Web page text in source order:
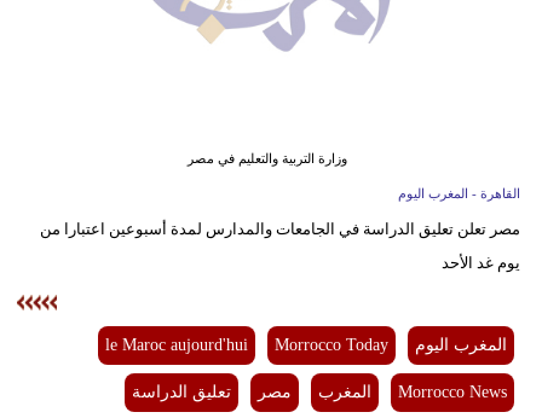
مرأة
أزياء
وزارة التربية والتعليم في مصر
القاهرة - المغرب اليوم
مصر تعلن تعليق الدراسة في الجامعات والمدارس لمدة أسبوعين اعتبارا من
يوم غد الأحد
المغرب اليوم Morrocco Today
le Maroc aujourd'hui
Morrocco News المغرب مصر تعليق الدراسة